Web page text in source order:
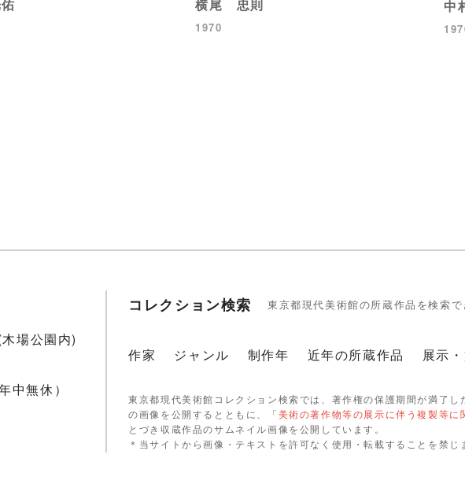
横尾 忠則
1970
中
場公園内)
中無休）
コレクション検索 東京都現代美術館の所蔵作品を検索で
作家 ジャンル 制作年 近年の所蔵作品 展示
東京都現代美術館コレクション検索では、著作権の保護期間が満了
の画像を公開するとともに、「美術の著作物等の展示に伴う複製等
とづき収蔵作品のサムネイル画像を公開しています。
＊当サイトから画像・テキストを許可なく使用・転載することを禁じ